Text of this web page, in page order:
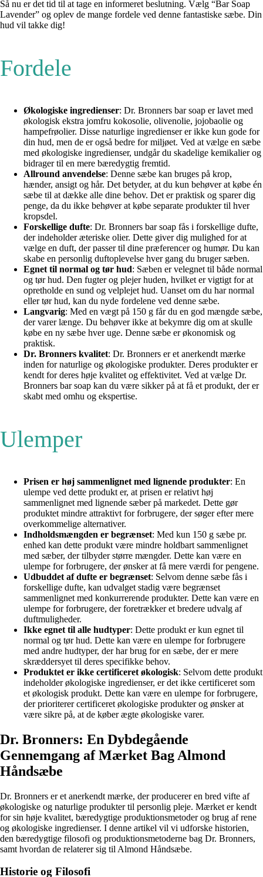
Så nu er det tid til at tage en informeret beslutning. Vælg “Bar Soap
Lavender” og oplev de mange fordele ved denne fantastiske sæbe. Din
hud vil takke dig!
Fordele
Økologiske ingredienser: Dr. Bronners bar soap er lavet med
økologisk ekstra jomfru kokosolie, olivenolie, jojobaolie og
hampefrøolier. Disse naturlige ingredienser er ikke kun gode for
din hud, men de er også bedre for miljøet. Ved at vælge en sæbe
med økologiske ingredienser, undgår du skadelige kemikalier og
bidrager til en mere bæredygtig fremtid.
Allround anvendelse: Denne sæbe kan bruges på krop,
hænder, ansigt og hår. Det betyder, at du kun behøver at købe én
sæbe til at dække alle dine behov. Det er praktisk og sparer dig
penge, da du ikke behøver at købe separate produkter til hver
kropsdel.
Forskellige dufte: Dr. Bronners bar soap fås i forskellige dufte,
der indeholder æteriske olier. Dette giver dig mulighed for at
vælge en duft, der passer til dine præferencer og humør. Du kan
skabe en personlig duftoplevelse hver gang du bruger sæben.
Egnet til normal og tør hud: Sæben er velegnet til både normal
og tør hud. Den fugter og plejer huden, hvilket er vigtigt for at
opretholde en sund og velplejet hud. Uanset om du har normal
eller tør hud, kan du nyde fordelene ved denne sæbe.
Langvarig: Med en vægt på 150 g får du en god mængde sæbe,
der varer længe. Du behøver ikke at bekymre dig om at skulle
købe en ny sæbe hver uge. Denne sæbe er økonomisk og
praktisk.
Dr. Bronners kvalitet: Dr. Bronners er et anerkendt mærke
inden for naturlige og økologiske produkter. Deres produkter er
kendt for deres høje kvalitet og effektivitet. Ved at vælge Dr.
Bronners bar soap kan du være sikker på at få et produkt, der er
skabt med omhu og ekspertise.
Ulemper
Prisen er høj sammenlignet med lignende produkter: En
ulempe ved dette produkt er, at prisen er relativt høj
sammenlignet med lignende sæber på markedet. Dette gør
produktet mindre attraktivt for forbrugere, der søger efter mere
overkommelige alternativer.
Indholdsmængden er begrænset: Med kun 150 g sæbe pr.
enhed kan dette produkt være mindre holdbart sammenlignet
med sæber, der tilbyder større mængder. Dette kan være en
ulempe for forbrugere, der ønsker at få mere værdi for pengene.
Udbuddet af dufte er begrænset: Selvom denne sæbe fås i
forskellige dufte, kan udvalget stadig være begrænset
sammenlignet med konkurrerende produkter. Dette kan være en
ulempe for forbrugere, der foretrækker et bredere udvalg af
duftmuligheder.
Ikke egnet til alle hudtyper: Dette produkt er kun egnet til
normal og tør hud. Dette kan være en ulempe for forbrugere
med andre hudtyper, der har brug for en sæbe, der er mere
skræddersyet til deres specifikke behov.
Produktet er ikke certificeret økologisk: Selvom dette produkt
indeholder økologiske ingredienser, er det ikke certificeret som
et økologisk produkt. Dette kan være en ulempe for forbrugere,
der prioriterer certificeret økologiske produkter og ønsker at
være sikre på, at de køber ægte økologiske varer.
Dr. Bronners: En Dybdegående
Gennemgang af Mærket Bag Almond
Håndsæbe
Dr. Bronners er et anerkendt mærke, der producerer en bred vifte af
økologiske og naturlige produkter til personlig pleje. Mærket er kendt
for sin høje kvalitet, bæredygtige produktionsmetoder og brug af rene
og økologiske ingredienser. I denne artikel vil vi udforske historien,
den bæredygtige filosofi og produktionsmetoderne bag Dr. Bronners,
samt hvordan de relaterer sig til Almond Håndsæbe.
Historie og Filosofi